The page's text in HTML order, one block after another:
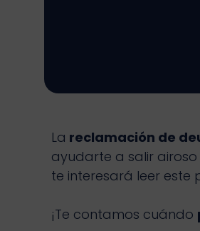
La reclamación de
ayudarte a salir airoso
te interesará leer este
¡Te contamos cuándo